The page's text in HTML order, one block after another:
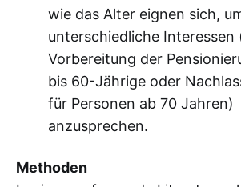
wie das Alter eignen sich,
unterschiedliche Interessen
Vorbereitung der
bis 60-Jährige oder
für Personen ab 70 Jahren)
anzusprechen.
Methoden